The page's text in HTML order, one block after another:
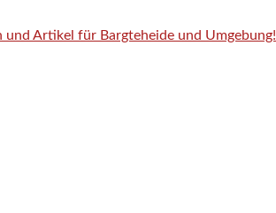
und Artikel für Bargteheide und Umgebung!